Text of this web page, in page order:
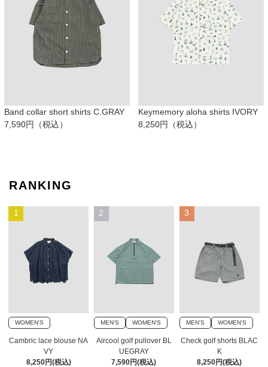
Band collar short shirts C.GRAY
7,590円（税込）
Keymemory aloha shirts IVORY
8,250円（税込）
RANKING
1
WOMEN'S
Cambric lace blouse NA
VY
8,250円(税込)
2
MEN'S WOMEN'S
Aircool golf pullover BL
UEGRAY
7,590円(税込)
3
MEN'S WOMEN'S
Check golf shorts BLAC
K
8,250円(税込)